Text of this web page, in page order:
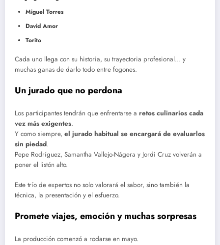
Miguel Torres
David Amor
Torito
Cada uno llega con su historia, su trayectoria profesional… y
muchas ganas de darlo todo entre fogones.
Un jurado que no perdona
Los participantes tendrán que enfrentarse a retos culinarios cada
vez más exigentes.
Y como siempre, el jurado habitual se encargará de evaluarlos
sin piedad.
Pepe Rodríguez, Samantha Vallejo-Nágera y Jordi Cruz volverán a
poner el listón alto.
Este trío de expertos no solo valorará el sabor, sino también la
técnica, la presentación y el esfuerzo.
Promete viajes, emoción y muchas sorpresas
La producción comenzó a rodarse en mayo.